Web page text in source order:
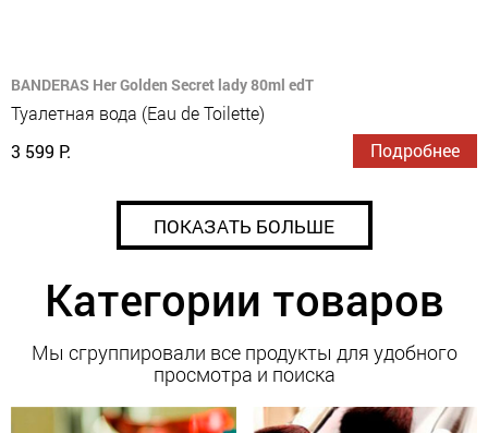
BANDERAS Her Golden Secret lady 80ml edT
Туалетная вода (Eau de Toilette)
3 599 Р.
Подробнее
ПОКАЗАТЬ БОЛЬШЕ
Категории товаров
Мы сгруппировали все продукты для удобного
просмотра и поиска